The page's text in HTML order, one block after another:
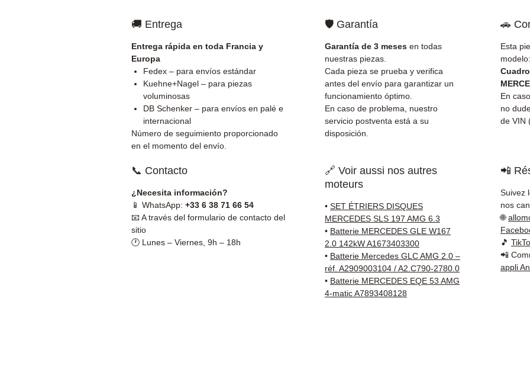
✅
✅
✅
✅
🚚 Entrega
Entrega rápida en toda Francia y
Europa
Fedex – para envíos estándar
Kuehne+Nagel – para piezas
voluminosas
DB Schenker – para envíos en palé e
internacional
Número de seguimiento proporcionado
en el momento del envío.
🛡️ Garantía
Garantía de 3 meses en todas
nuestras piezas.
Cada pieza se prueba y verifica
antes del envío para garantizar un
funcionamiento óptimo.
En caso de problema, nuestro
servicio postventa está a su
disposición.
🚗
Esta
modelo:
En
no
de VIN
📞 Contacto
¿Necesita información?
📱 WhatsApp: +33 6 38 71 66 54
📧 A través del formulario de contacto del
sitio
🕐 Lunes – Viernes, 9h – 18h
🔗 Voir aussi nos autres
moteurs
• SET ÉTRIERS DISQUES
MERCEDES SLS 197 AMG 6.3
• Batterie MERCEDES GLE W167
2.0 142kW A1673403300
• Batterie Mercedes GLC AMG 2.0 –
réf. A2909003104 / A2.C790-2780.0
• Batterie MERCEDES EQE 53 AMG
4-matic A7893408128
📲
Suivez
nos
🌐
🎵
📲
appli